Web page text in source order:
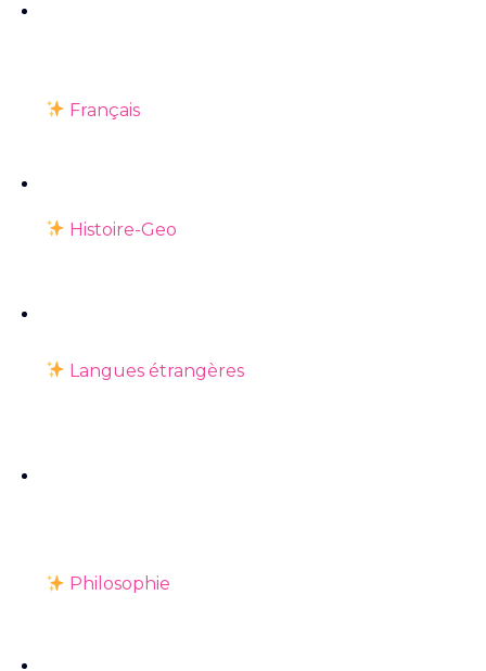
Français
Histoire-Geo
Langues étrangères
Philosophie